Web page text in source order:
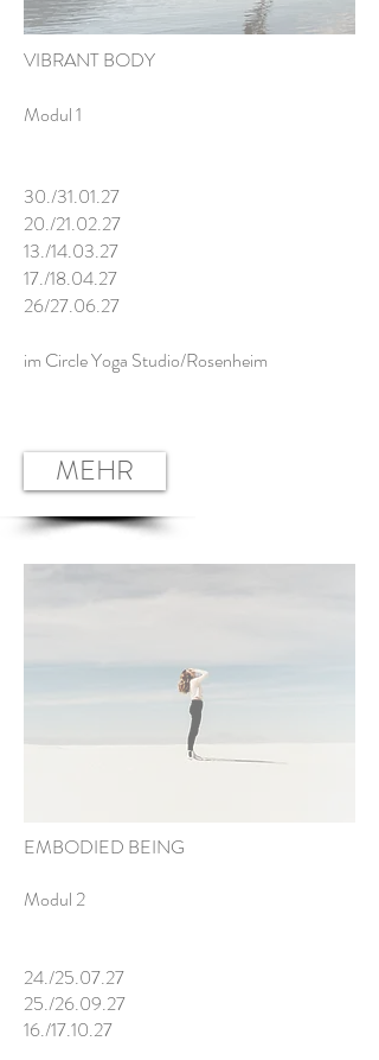
VIBRANT BODY
Modul 1
30./31.01.27
20./21.02.27
13./14.03.27
17./18.04.27
26/27.06.27
im Circle Yoga Studio/Rosenheim
MEHR
EMBODIED BEING
Modul 2
24./25.07.27
25./26.09.27
16./17.10.27